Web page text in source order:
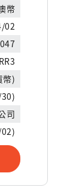
幣
02
RR3
幣)
司